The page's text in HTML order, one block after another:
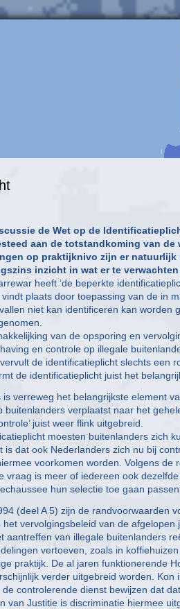
de Wet op de
aan de totstandkoming van
op praktijknivo zijn er
inzicht in wat er te
heeft ‘de beperkte
plaats door toepassing van de in
niet kan identificeren kan
van de opsporing en
en controle op illegale
de identificatieplicht slechts een
de identificatieplicht juist het
verreweg het belangrijkste element
verplaatst naar het
juist weer flink uitgebreid.
moesten buitenlanders zich
dat ook Nederlanders zich nu bij
voorkomen worden. Volgens
vraag is meer of iedereen ook
hun selectie toe gaan
(deel A 5) zijn de randvoorwaarden
vervolgingsbeleid van de afgelopen
aantreffen van illegale buitenlanders
vertoeven, zoals in
praktijk. De al jaren funktionerende
verder uitgebreid worden.
controlerende dienst bewijzen dat
van Justitie is discriminatie hiermee